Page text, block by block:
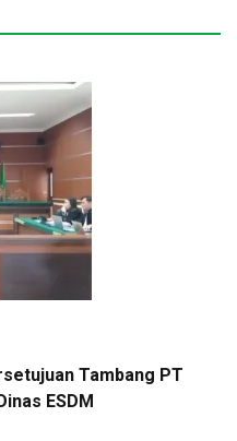
Tambang PT
ESDM